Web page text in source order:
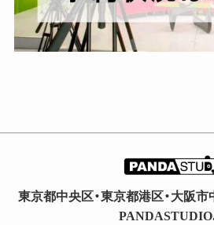
東京都中央区・東京都港区・大阪